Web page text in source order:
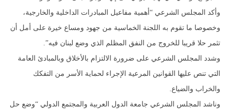
وأكد المجلس الشرعي “أهمية مفاعيل المبادرات الداخلية والخارجية،
وخصوصا ما تقوم به اللجنة الخماسية من جهود ومساع خيرة على أمل أن
تثمر حلا قريبا للخروج من النفق المظلم الذي وضع لبنان فيه”.
وشدد المجلس الشرعي على ضرورة الالتزام بالأخلاق وبالمبادئ العامة
التي تنص عليها القوانين المرعية الإجراء لحماية الأسر من التفكك
والخراب والضياع.
وناشد المجلس الشرعي جامعة الدول العربية والمجتمع الدولي “وضع حل